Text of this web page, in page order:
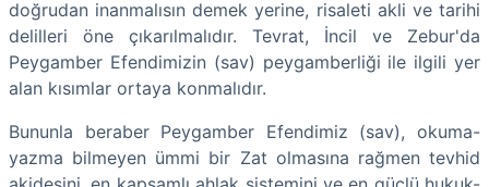
doğrudan inanmalısın demek yerine, risaleti akli ve tarihi
delilleri öne çıkarılmalıdır. Tevrat, İncil ve Zebur'da
Peygamber Efendimizin (sav) peygamberliği ile ilgili yer
alan kısımlar ortaya konmalıdır.
Bununla beraber Peygamber Efendimiz (sav), okuma-
yazma bilmeyen ümmi bir Zat olmasına rağmen tevhid